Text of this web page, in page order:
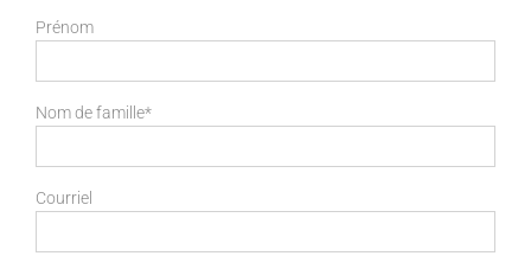
Prénom
Nom de famille*
Courriel